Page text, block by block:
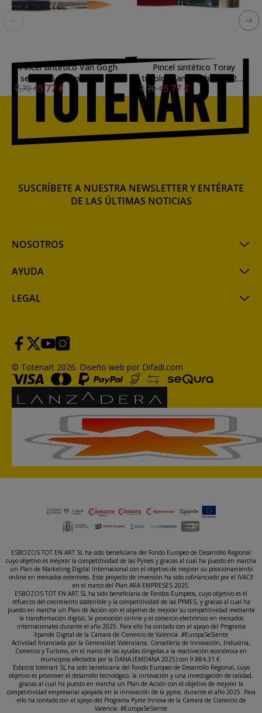
Pincel sintético Van Gogh
serie 276 redondo (nº 16)
7,70 €5,77 €
Pincel sintético Toray
tricolor Van Gogh serie 278
plano (nº 16)
7,70 €5,77 €
NOSOTROS
AYUDA
LEGAL
SUSCRÍBETE A NUESTRA NEWSLETTER Y ENTÉRATE
DE LAS ÚLTIMAS NOTICIAS
© Totenart 2026. Diseño web por Difadi.com
ESBOZOS TOT EN ART SL ha sido beneficiaria del Fondo Europeo de Desarrollo Regional
cuyo objetivo es mejorar la competitividad de las Pymes y gracias al cual ha puesto en marcha
un Plan de Marketing Digital Internacional con el objetivo de mejorar su posicionamiento
online en mercados exteriores. Este proyecto de inversión ha sido cofinanciado por el IVACE
en el marco del Plan ARA EMPRESES 2025.
ESBOZOS TOT EN ART SL ha sido beneficiaria de Fondos Europeos, cuyo objetivo es el
refuerzo del crecimiento sostenible y la competitividad de las PYMES, y gracias al cual ha
puesto en marcha un Plan de Acción con el objetivo de mejorar su competitividad mediante
la transformación digital, la promoción online y el comercio electrónico en mercados
internacionales durante el año 2025. Para ello ha contado con el apoyo del Programa
Xpande Digital de la Cámara de Comercio de Valencia. #EuropaSeSiente
Actividad financiada por la Generalitat Valenciana, Conselleria de Innovación, Industria,
Comercio y Turismo, en el marco de las ayudas dirigidas a la reactivación económica en
municipios afectados por la DANA (EMDANA 2025) con 9.884,31 €.
Esbozos totenart SL ha sido beneficiaria del Fondo Europeo de Desarrollo Regional, cuyo
objetivo es promover el desarrollo tecnológico, la innovación y una investigación de calidad,
gracias al cual ha puesto en marcha un Plan de Acción con el objetivo de mejorar la
competitividad empresarial apoyada en la innovación de la pyme, durante el año 2025. Para
ello ha contado con el apoyo del Programa Pyme Innova de la Cámara de Comercio de
Valencia. #EuropaSeSiente